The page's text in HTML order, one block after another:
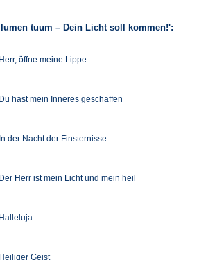
tuum – Dein Licht soll kommen!':
öffne meine Lippe
hast mein Inneres geschaffen
der Nacht der Finsternisse
Herr ist mein Licht und mein heil
Geist